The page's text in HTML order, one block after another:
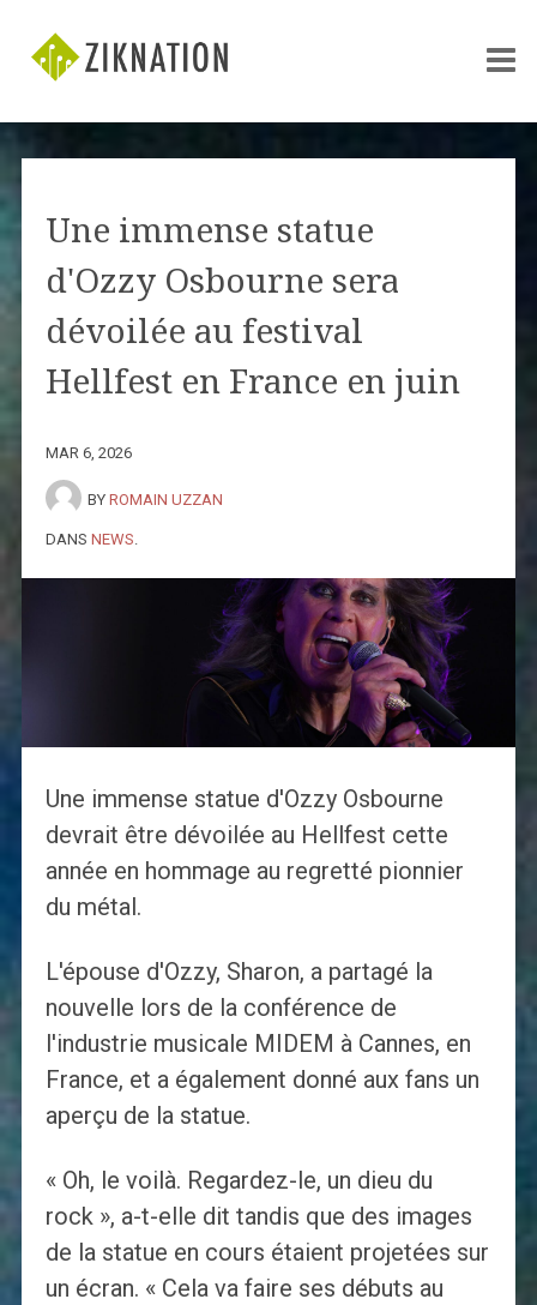
Une immense statue
d'Ozzy Osbourne sera
dévoilée au festival
Hellfest en France en juin
MAR 6, 2026
BY ROMAIN UZZAN
DANS NEWS
Une immense statue d'Ozzy Osbourne
devrait être dévoilée au Hellfest cette
année en hommage au regretté pionnier
du métal.
L'épouse d'Ozzy, Sharon, a partagé la
nouvelle lors de la conférence de
l'industrie musicale MIDEM à Cannes, en
France, et a également donné aux fans un
aperçu de la statue.
« Oh, le voilà. Regardez-le, un dieu du
rock », a-t-elle dit tandis que des images
de la statue en cours étaient projetées sur
un écran. « Cela va faire ses débuts au